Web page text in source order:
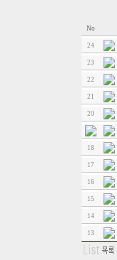
No
24
23
22
21
20
18
17
16
15
14
13